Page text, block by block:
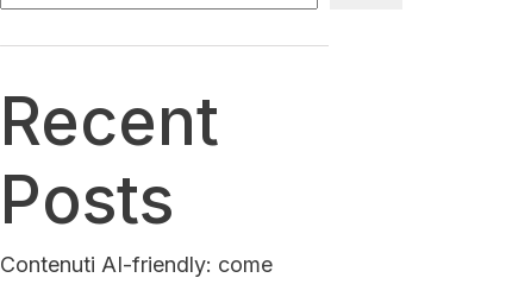
Recent
Posts
Contenuti AI-friendly: come